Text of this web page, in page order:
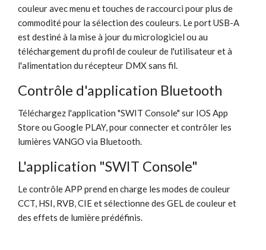
couleur avec menu et touches de raccourci pour plus de
commodité pour la sélection des couleurs. Le port USB-A
est destiné à la mise à jour du micrologiciel ou au
téléchargement du profil de couleur de l'utilisateur et à
l'alimentation du récepteur DMX sans fil.
Contrôle d'application Bluetooth
Téléchargez l'application "SWIT Console" sur IOS App
Store ou Google PLAY, pour connecter et contrôler les
lumières VANGO via Bluetooth.
L'application "SWIT Console"
Le contrôle APP prend en charge les modes de couleur
CCT, HSI, RVB, CIE et sélectionne des GEL de couleur et
des effets de lumière prédéfinis.